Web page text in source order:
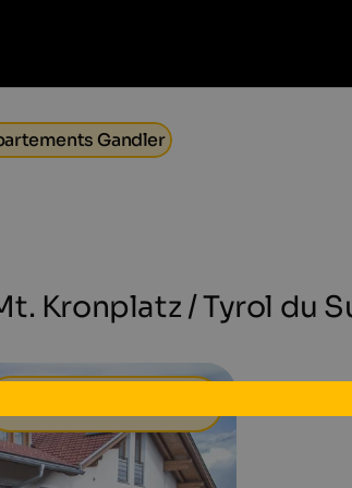
Gandler
Kronplatz / Tyrol du